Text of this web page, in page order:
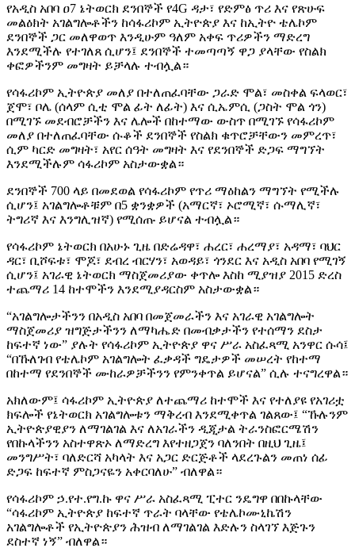
የአዲስ አበባ ዐ7 ኔትወርክ ደንበኞች የ4G ዳታ፣ የድምፅ ጥሪ እና የጽሁፍ
መልዕክት አገልግሎቶችን ከሳፋሪኮም ኢትዮጵያ እና ከኢትዮ ቴሌኮም
ደንበኞች ጋር መለዋወጥ እንዲሁም ዓለም አቀፍ ጥሪዎችን ማድረግ
እንደሚችሉ የተገለጸ ሲሆን፤ ደንበኞች ተመጣጣኝ ዋጋ ያላቸው የስልክ
ቀፎዎችንም መግዛት ይቻላሉ ተብሏል።
የሳፋሪኮም ኢትዮጵያ መለያ በተለጠፈባቸው ጋራድ ሞል፣ መስቀል ፍላወር፣
ጀሞ፣ ቦሌ (ሰላም ሲቲ ሞል ፊት ለፊት) እና ሲኤምሲ (ጋስት ሞል ጎን)
በሚገኙ መደብሮቻችን እና ሌሎች በከተማው ውስጥ በሚገኙ የሳፋሪኮም
መለያ በተለጠፈባቸው ሱቆች ደንበኞች የስልክ ቁጥሮቻቸውን መምረጥ፣
ሲም ካርድ መግዛት፣ አየር ሰዓት መግዛት እና የደንበኞች ድጋፍ ማግኘት
እንደሚችሉም ሳፋሪኮም አስታውቋል።
ደንበኞች 700 ላይ በመደወል የሳፋሪኮም የጥሪ ማዕከልን ማግኘት የሚችሉ
ሲሆን፤ አገልግሎቶቹም በ5 ቋንቋዎች (አማርኛ፣ ኦሮሚኛ፣ ሱማሊኛ፣
ትግሪኛ እና እንግሊዝኛ) የሚሰጡ ይሆናል ተብሏል።
የሳፋሪኮም ኔትወርክ በአሁኑ ጊዜ በድሬዳዋ፣ ሐረር፣ ሐረማያ፣ አዳማ፣ ባህር
ዳር፣ ቢሾፍቱ፣ ሞጆ፣ ደብረ ብርሃን፣ አወዳይ፣ ጎንደር እና አዲስ አበባ የሚገኝ
ሲሆን፤ አገራዊ ኔትወርክ ማስጀመሪያው ቀጥሎ እስከ ሚያዝያ 2015 ድረስ
ተጨማሪ 14 ከተሞችን እንደሚያዳርስም አስታውቋል።
“አገልግሎታችንን በአዲስ አበባ በመጀመራችን እና አገራዊ አገልግሎት
ማስጀመሪያ ዝግጅታችንን ለማካሔድ በመብቃታችን የተሰማን ደስታ
ከፍተኛ ነው” ያሉት የሳፋሪኮም ኢትዮጵያ ዋና ሥራ አስፈጻሚ አንዋር ሱሳ፤
“በኹለገብ የቴሌኮም አገልግሎት ፈቃዳች ግዴታዎች መሠረት የከተማ
በከተማ የደንበኞች ሙከራዎቻችንን የምንቀጥል ይሆናል” ሲሉ ተናግረዋል።
አክለውም፤ ሳፋሪኮም ኢትዮጵያ ለተጨማሪ ከተሞች እና የተለያዩ የአገሪቷ
ክፍሎች የኔትወርክ አገልግሎቱን ማቅረብ እንደሚቀጥል ገልጸው፤ “ኹሉንም
ኢትዮጵያዊያን ለማገልገል እና ለአገራችን ዲጂታል ትራንስፎርሜሽን
የበኩላችንን አስተዋጽኦ ለማድረግ እየተዘጋጀን ባለንበት በዚህ ጊዜ፤
መንግሥት፣ ባለድርሻ አካላት እና አጋር ድርጅቶች ላደረጉልን መጠነ ሰፊ
ድጋፍ ከፍተኛ ምስጋናዬን አቀርባለሁ” ብለዋል።
የሳፋሪኮም ኃ.የተ.የግ.ኩ ዋና ሥራ አስፈጻሚ ፒተር ንዴግዋ በበኩላቸው
“ሳፋሪኮም ኢትዮጵያ ከፍተኛ ጥራት ባላቸው የቴሌኮሙኒኬሽን
አገልግሎቶች የኢትዮጵያን ሕዝብ ለማገልገል እድሉን ስላገኘ እጅጉን
ደስተኛ ነኝ” ብለዋል።